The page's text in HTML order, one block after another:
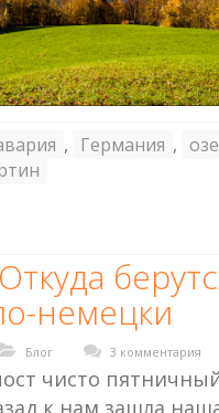
, Германия ,
немецки
Блог 3 комментария
чисто